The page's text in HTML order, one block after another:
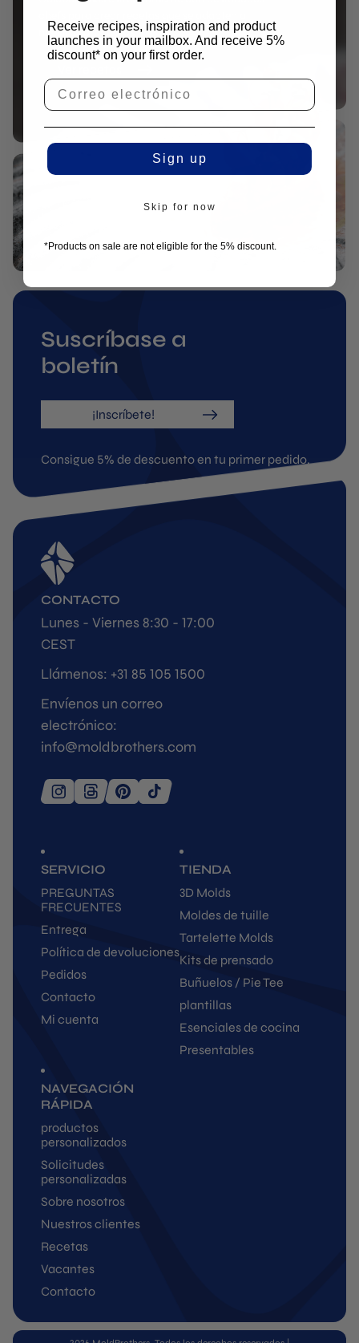
nuestros productos.
Suscríbase a
boletín
¡Inscríbete!
Consigue 5% de descuento en tu primer pedido.
SERVICIO
PREGUNTAS
FRECUENTES
Entrega
Política de devoluciones
Pedidos
Contacto
Mi cuenta
TIENDA
3D Molds
Moldes de tuille
Tartelette Molds
Kits de prensado
Buñuelos / Pie Tee
plantillas
Esenciales de cocina
Presentables
NAVEGACIÓN
RÁPIDA
productos
personalizados
Solicitudes
personalizadas
Sobre nosotros
Nuestros clientes
Recetas
Vacantes
Contacto
CONTACTO
Lunes - Viernes 8:30 - 17:00
CEST
Llámenos: +31 85 105 1500
Envíenos un correo
electrónico:
info@moldbrothers.com
Receive recipes, inspiration and product
launches in your mailbox. And receive 5%
discount* on your first order.
Sign up
Skip for now
*Products on sale are not eligible for the 5% discount.